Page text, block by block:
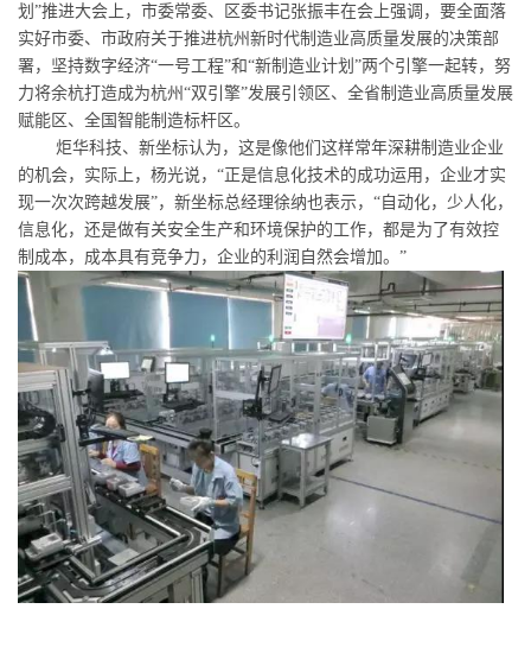
划 ”推进大会上，市委常委、区委书记张振丰在会上强调，要全面落
实好市委、市政府关于推进杭州新时代制造业高质量发展的决策部
署，坚持数字经济“一号工程”和“新制造业计划 ”两个引擎一起转，努
力将余杭打造成为杭州 “双引擎”发展引领区、全省制造业高质量发展
赋能区、全国智能制造标杆区。
炬华科技、新坐标认为，这是像他们这样常年深耕制造业企业
的机会，实际上，杨光说， “正是信息化技术的成功运用，企业才实
现一次次跨越发展”，新坐标总经理徐纳也表示， “ 自动化，少人化，
信息化，还是做有关安全生产和环境保护的工作，都是为了有效控
制成本，成本具有竞争力，企业的利润自然会增加。 ”